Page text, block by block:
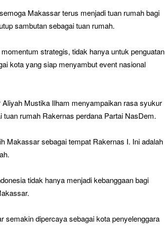
Makassar terus menjadi tuan rumah bagi
sambutan sebagai tuan rumah.
strategis, tidak hanya untuk penguatan
kota yang siap menyambut event nasional
Mustika Ilham menyampaikan rasa syukur
rumah Rakernas perdana Partai NasDem.
Makassar sebagai tempat Rakernas I. Ini adalah
tidak hanya menjadi kebanggaan bagi
semakin dipercaya sebagai kota penyelenggara